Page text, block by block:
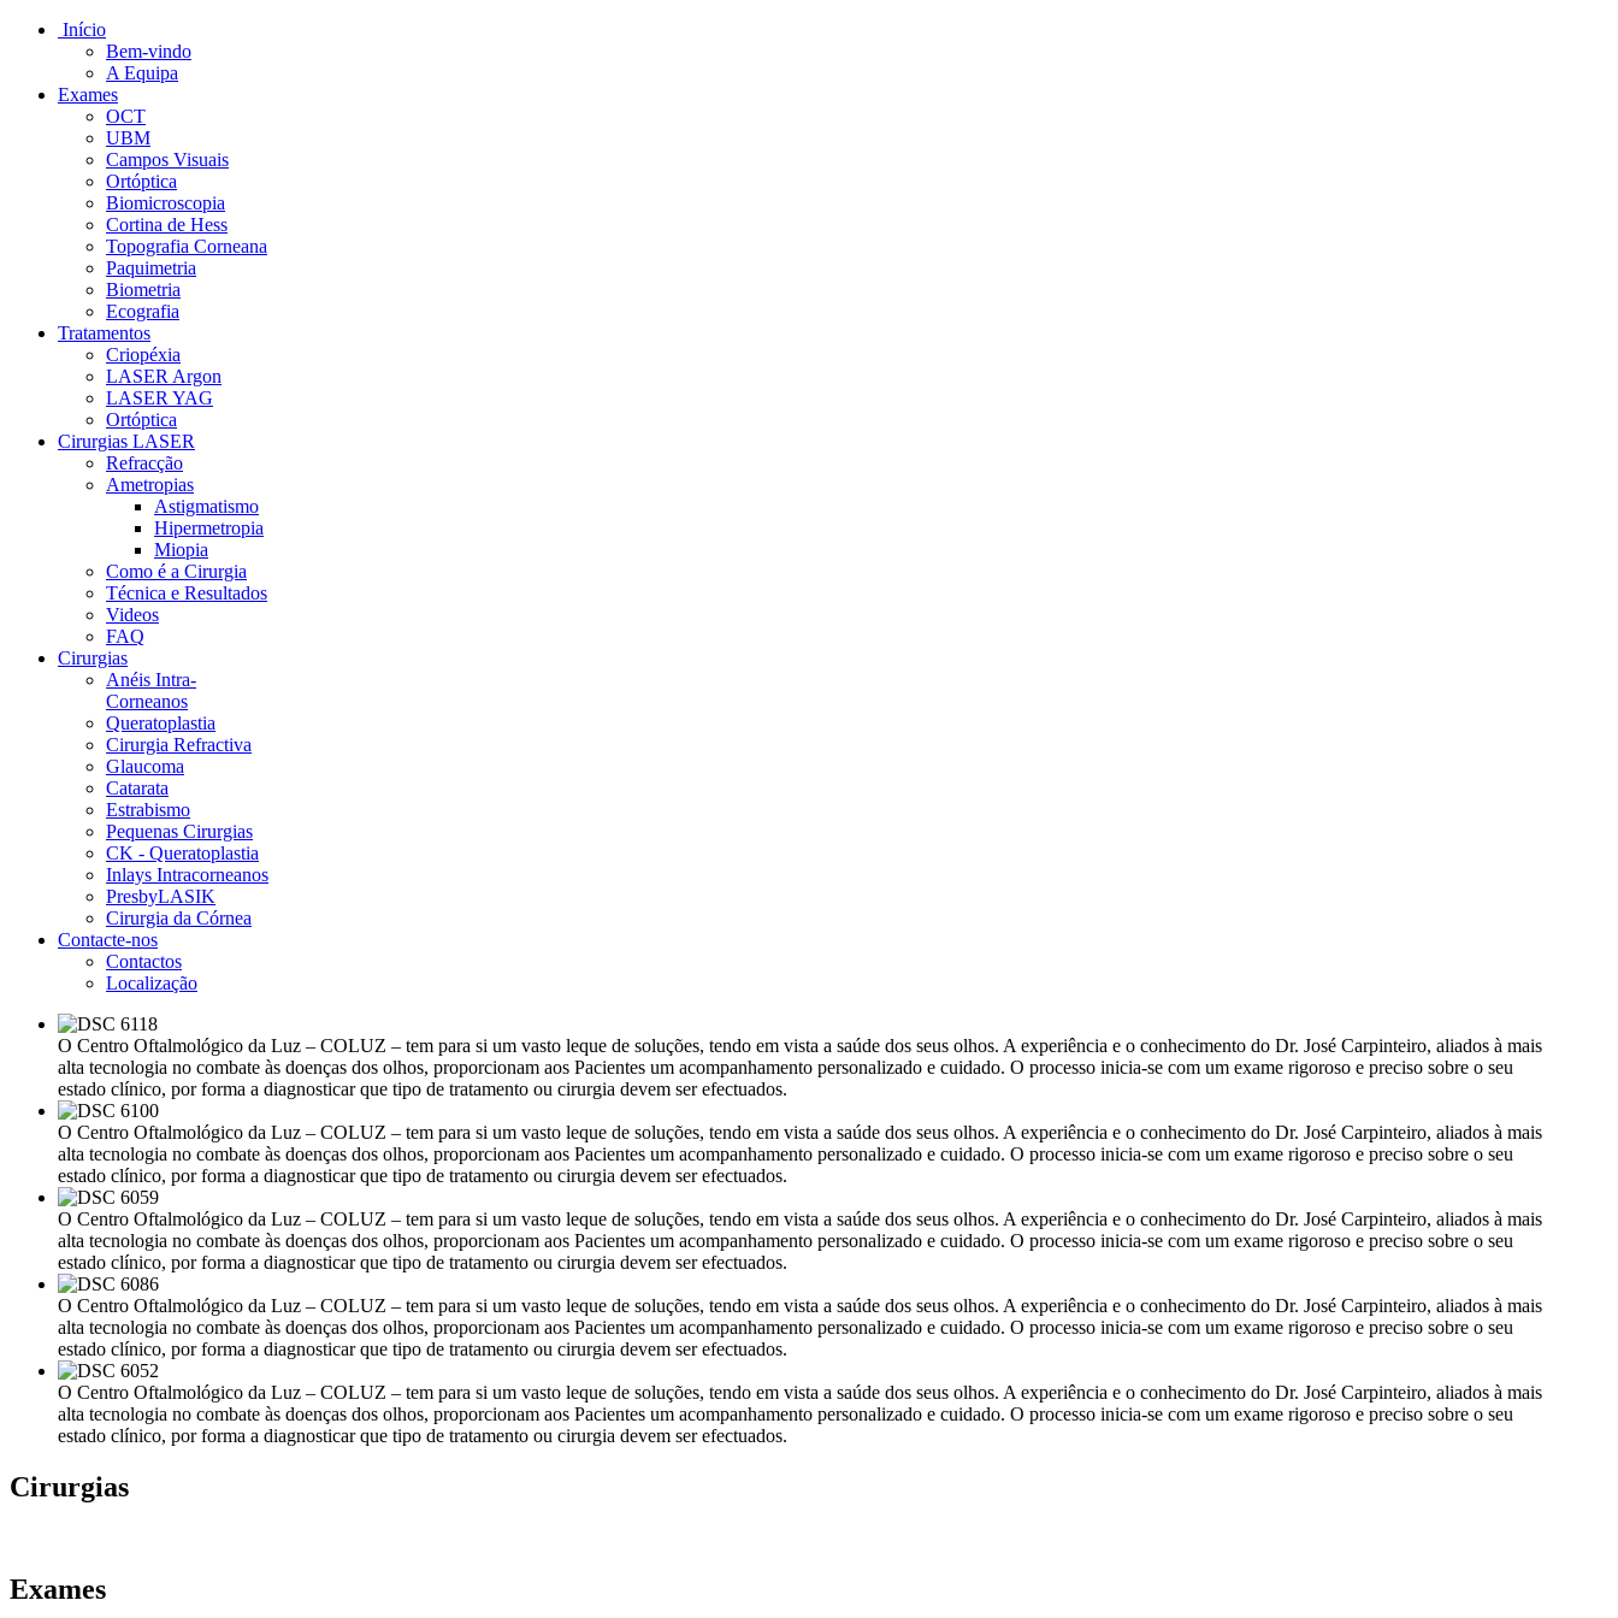
Início
Bem-vindo
A Equipa
Exames
OCT
UBM
Campos Visuais
Ortóptica
Biomicroscopia
Cortina de Hess
Topografia Corneana
Paquimetria
Biometria
Ecografia
Tratamentos
Criopéxia
LASER Argon
LASER YAG
Ortóptica
Cirurgias LASER
Refracção
Ametropias
Astigmatismo
Hipermetropia
Miopia
Como é a Cirurgia
Técnica e Resultados
Videos
FAQ
Cirurgias
Anéis Intra-
Corneanos
Queratoplastia
Cirurgia Refractiva
Glaucoma
Catarata
Estrabismo
Pequenas Cirurgias
CK - Queratoplastia
Inlays Intracorneanos
PresbyLASIK
Cirurgia da Córnea
Contacte-nos
Contactos
Localização
O Centro Oftalmológico da Luz – COLUZ – tem para si um vasto leque de soluções, tendo em vista a saúde dos seus olhos. A experiência e o conhecimento do Dr. José Carpinteiro, aliados à mais
alta tecnologia no combate às doenças dos olhos, proporcionam aos Pacientes um acompanhamento personalizado e cuidado. O processo inicia-se com um exame rigoroso e preciso sobre o seu
estado clínico, por forma a diagnosticar que tipo de tratamento ou cirurgia devem ser efectuados.
O Centro Oftalmológico da Luz – COLUZ – tem para si um vasto leque de soluções, tendo em vista a saúde dos seus olhos. A experiência e o conhecimento do Dr. José Carpinteiro, aliados à mais
alta tecnologia no combate às doenças dos olhos, proporcionam aos Pacientes um acompanhamento personalizado e cuidado. O processo inicia-se com um exame rigoroso e preciso sobre o seu
estado clínico, por forma a diagnosticar que tipo de tratamento ou cirurgia devem ser efectuados.
O Centro Oftalmológico da Luz – COLUZ – tem para si um vasto leque de soluções, tendo em vista a saúde dos seus olhos. A experiência e o conhecimento do Dr. José Carpinteiro, aliados à mais
alta tecnologia no combate às doenças dos olhos, proporcionam aos Pacientes um acompanhamento personalizado e cuidado. O processo inicia-se com um exame rigoroso e preciso sobre o seu
estado clínico, por forma a diagnosticar que tipo de tratamento ou cirurgia devem ser efectuados.
O Centro Oftalmológico da Luz – COLUZ – tem para si um vasto leque de soluções, tendo em vista a saúde dos seus olhos. A experiência e o conhecimento do Dr. José Carpinteiro, aliados à mais
alta tecnologia no combate às doenças dos olhos, proporcionam aos Pacientes um acompanhamento personalizado e cuidado. O processo inicia-se com um exame rigoroso e preciso sobre o seu
estado clínico, por forma a diagnosticar que tipo de tratamento ou cirurgia devem ser efectuados.
O Centro Oftalmológico da Luz – COLUZ – tem para si um vasto leque de soluções, tendo em vista a saúde dos seus olhos. A experiência e o conhecimento do Dr. José Carpinteiro, aliados à mais
alta tecnologia no combate às doenças dos olhos, proporcionam aos Pacientes um acompanhamento personalizado e cuidado. O processo inicia-se com um exame rigoroso e preciso sobre o seu
estado clínico, por forma a diagnosticar que tipo de tratamento ou cirurgia devem ser efectuados.
Cirurgias
Exames